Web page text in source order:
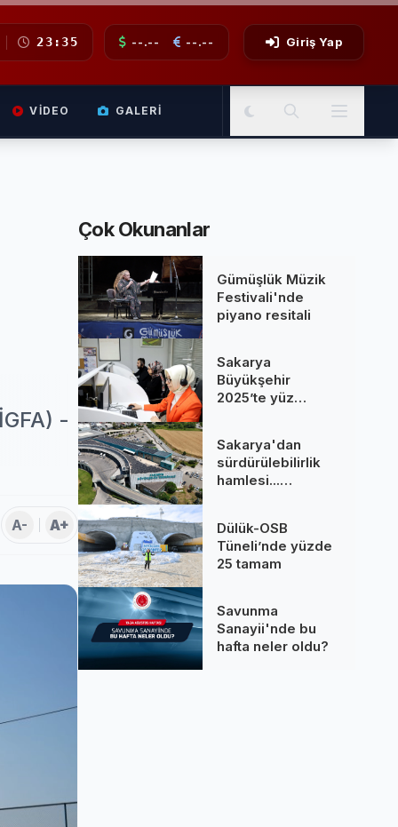
23:35 --.-- --.-- Giriş Yap
VIDEO GALERI
-
A- A+
Çok Okunanlar
Gümüşlük Müzik
Festivali'nde
piyano resitali
Sakarya
Büyükşehir
2025’te yüz
çağrı cevaplandı
Sakarya'dan
sürdürülebilirlik
hamlesi...
üretiyor
Dülük-OSB
Tüneli’nde yüzde
25 tamam
Savunma
Sanayii'nde bu
hafta neler oldu?